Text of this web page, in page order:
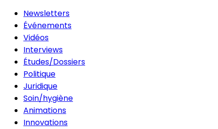
Newsletters
Événements
Vidéos
Interviews
Études/Dossiers
Politique
Juridique
Soin/hygiène
Animations
Innovations